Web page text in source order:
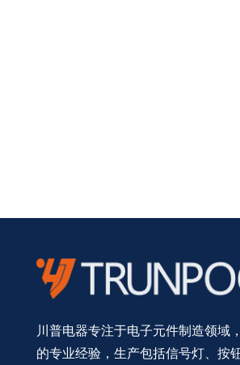
川普电器专注于电子元件制造领域
的专业经验，生产包括信号灯、按